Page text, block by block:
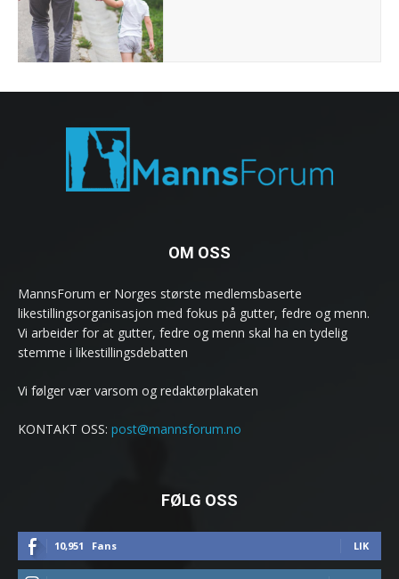
OM OSS
MannsForum er Norges største medlemsbaserte
likestillingsorganisasjon med fokus på gutter, fedre og menn.
Vi arbeider for at gutter, fedre og menn skal ha en tydelig
stemme i likestillingsdebatten
Vi følger vær varsom og redaktørplakaten
KONTAKT OSS: post@mannsforum.no
FØLG OSS
10,951 Fans LIK